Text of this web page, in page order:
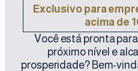
Exclusivo para
acima de
Você está pronta
próximo nível e
prosperidade? Bem-